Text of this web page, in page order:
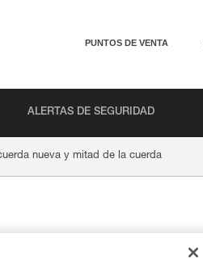
PUNTOS DE VENTA
ALERTAS DE SEGURIDAD
nueva y mitad de la cuerda